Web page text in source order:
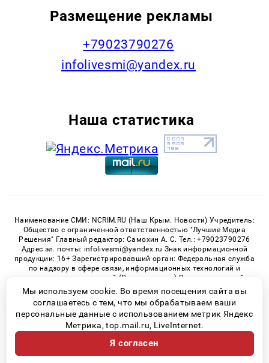
Размещение рекламы
+79023790276
infolivesmi@yandex.ru
Наша статистика
Наименование СМИ: NCRIM.RU (Наш Крым. Новости) Учредитель:
Общество с ограниченной ответственностью "Лучшие Медиа
Решения" Главный редактор: Самохин А. С. Тел.: +79023790276
Адрес эл. почты: infolivesmi@yandex.ru Знак информационной
продукции: 16+ Зарегистрировавший орган: Федеральная служба
по надзору в сфере связи, информационных технологий и
массовых коммуникаций (Роскомнадзор) Регистрационный
номер СМИ ЭЛ № ФС 77 - 81150 от 02.06.2021
© 2026 «nCrim.ru» | Все права защищены
Возрастная категория сайта 16+
Политика конфиденциальности
Мы используем cookie. Во время посещения сайта вы
соглашаетесь с тем, что мы обрабатываем ваши
персональные данные с использованием метрик Яндекс
Метрика, top.mail.ru, LiveInternet.
Я согласен